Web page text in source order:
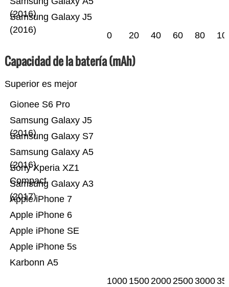
Samsung Galaxy J5
(2016)
(2016)
0 20 40 60 80
Capacidad de la batería (mAh)
Superior es mejor
Karbonn A5
Apple iPhone 5s
Apple iPhone SE
Apple iPhone 6
Apple iPhone 7
Samsung Galaxy A3
(2017)
Sony Xperia XZ1
Compact
Samsung Galaxy A5
(2016)
Samsung Galaxy S7
Samsung Galaxy J5
(2016)
Gionee S6 Pro
1000 1500200025003000